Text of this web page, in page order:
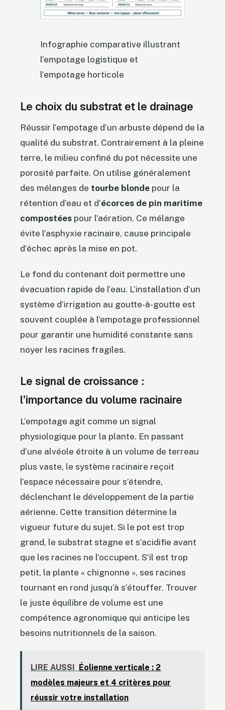
Infographie comparative illustrant
l’empotage logistique et
l’empotage horticole
Le choix du substrat et le drainage
Réussir l’empotage d’un arbuste dépend de la
qualité du substrat. Contrairement à la pleine
terre, le milieu confiné du pot nécessite une
porosité parfaite. On utilise généralement
des mélanges de tourbe blonde pour la
rétention d’eau et d’écorces de pin maritime
compostées pour l’aération. Ce mélange
évite l’asphyxie racinaire, cause principale
d’échec après la mise en pot.
Le fond du contenant doit permettre une
évacuation rapide de l’eau. L’installation d’un
système d’irrigation au goutte-à-goutte est
souvent couplée à l’empotage professionnel
pour garantir une humidité constante sans
noyer les racines fragiles.
Le signal de croissance :
l’importance du volume racinaire
L’empotage agit comme un signal
physiologique pour la plante. En passant
d’une alvéole étroite à un volume de terreau
plus vaste, le système racinaire reçoit
l’espace nécessaire pour s’étendre,
déclenchant le développement de la partie
aérienne. Cette transition détermine la
vigueur future du sujet. Si le pot est trop
grand, le substrat stagne et s’acidifie avant
que les racines ne l’occupent. S’il est trop
petit, la plante « chignonne », ses racines
tournant en rond jusqu’à s’étouffer. Trouver
le juste équilibre de volume est une
compétence agronomique qui anticipe les
besoins nutritionnels de la saison.
LIRE AUSSI Éolienne verticale : 2
modèles majeurs et 4 critères pour
réussir votre installation